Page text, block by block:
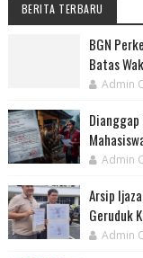
BERITA TERBARU
BGN
Batas
Admin
Dianggap
Admin
Arsip
Geruduk
Admin